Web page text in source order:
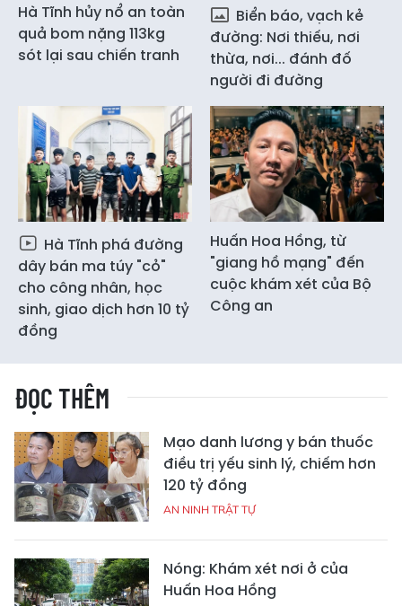
Hà Tĩnh hủy nổ an toàn
quả bom nặng 113kg
sót lại sau chiến tranh
Biển báo, vạch kẻ
đường: Nơi thiếu, nơi
thừa, nơi... đánh đố
người đi đường
Hà Tĩnh phá đường
dây bán ma túy "cỏ"
cho công nhân, học
sinh, giao dịch hơn 10 tỷ
đồng
Huấn Hoa Hồng, từ
"giang hồ mạng" đến
cuộc khám xét của Bộ
Công an
ĐỌC THÊM
Mạo danh lương y bán thuốc
điều trị yếu sinh lý, chiếm hơn
120 tỷ đồng
AN NINH TRẬT TỰ
Nóng: Khám xét nơi ở của
Huấn Hoa Hồng